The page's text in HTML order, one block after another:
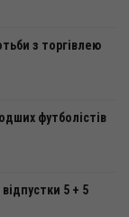
з торгівлею
футболістів
5 + 5